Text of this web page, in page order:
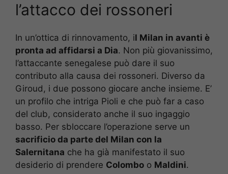
l’attacco dei rossoneri
In un’ottica di rinnovamento, il Milan in avanti è
pronta ad affidarsi a Dia. Non più giovanissimo,
l’attaccante senegalese può dare il suo
contributo alla causa dei rossoneri. Diverso da
Giroud, i due possono giocare anche insieme. E’
un profilo che intriga Pioli e che può far a caso
del club, considerato anche il suo ingaggio
basso. Per sbloccare l’operazione serve un
sacrificio da parte del Milan con la
Salernitana che ha già manifestato il suo
desiderio di prendere Colombo o Maldini.